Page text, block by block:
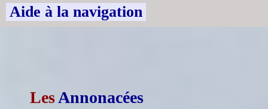
Aide à la navigation
LesAnnonacées